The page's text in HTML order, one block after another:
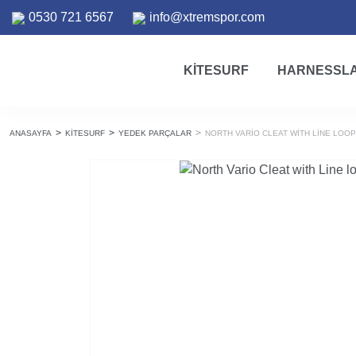
0530 721 6567 info@xtremspor.com
KITESURF
ANASAYFA KITESURF YEDEK PARÇALAR NORTH VARIO CLEAT WITH LINE